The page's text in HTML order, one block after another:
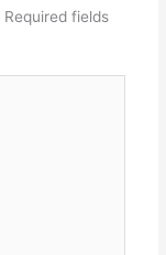
Required fields